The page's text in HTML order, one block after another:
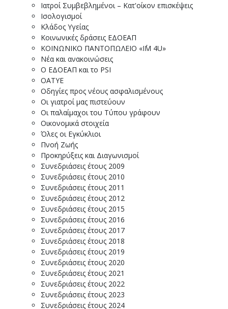
Ιατροί Συμβεβλημένοι – Κατ'οίκον επισκέψεις
Ισολογισμοί
Κλάδος Υγείας
Κοινωνικές δράσεις ΕΔΟΕΑΠ
ΚΟΙΝΩΝΙΚΟ ΠΑΝΤΟΠΩΛΕΙΟ «I΄M 4U»
Νέα και ανακοινώσεις
Ο ΕΔΟΕΑΠ και το PSI
ΟΑΤΥΕ
Οδηγίες προς νέους ασφαλισμένους
Οι γιατροί μας πιστεύουν
Οι παλαίμαχοι του Τύπου γράφουν
Οικονομικά στοιχεία
Όλες οι Εγκύκλιοι
Πνοή Ζωής
Προκηρύξεις και Διαγωνισμοί
Συνεδριάσεις έτους 2009
Συνεδριάσεις έτους 2010
Συνεδριάσεις έτους 2011
Συνεδριάσεις έτους 2012
Συνεδριάσεις έτους 2015
Συνεδριάσεις έτους 2016
Συνεδριάσεις έτους 2017
Συνεδριάσεις έτους 2018
Συνεδριάσεις έτους 2019
Συνεδριάσεις έτους 2020
Συνεδριάσεις έτους 2021
Συνεδριάσεις έτους 2022
Συνεδριάσεις έτους 2023
Συνεδριάσεις έτους 2024